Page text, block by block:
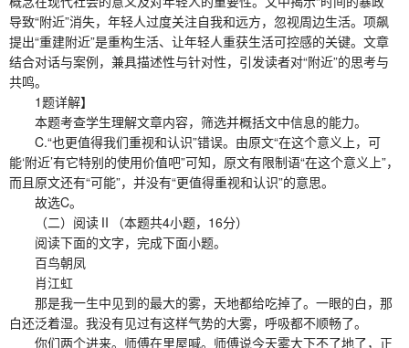
导致“附近”消失，年轻人过度关注自我和远方，忽视周边生活。项飙
提出“重建附近”是重构生活、让年轻人重获生活可控感的关键。文章
结合对话与案例，兼具描述性与针对性，引发读者对“附近”的思考与
共鸣。
1题详解】
本题考查学生理解文章内容，筛选并概括文中信息的能力。
C.“也更值得我们重视和认识”错误。由原文“在这个意义上，可
能‘附近’有它特别的使用价值吧”可知，原文有限制语“在这个意义上”，
而且原文还有“可能”，并没有“更值得重视和认识”的意思。
故选C。
（二）阅读Ⅱ（本题共4小题，16分）
阅读下面的文字，完成下面小题。
百鸟朝凤
肖江虹
那是我一生中见到的最大的雾，天地都给吃掉了。一眼的白，那
白还泛着湿。我没有见过有这样气势的大雾，呼吸都不顺畅了。
你们两个进来。师傅在里屋喊。师傅说今天雾大下不了地了，正